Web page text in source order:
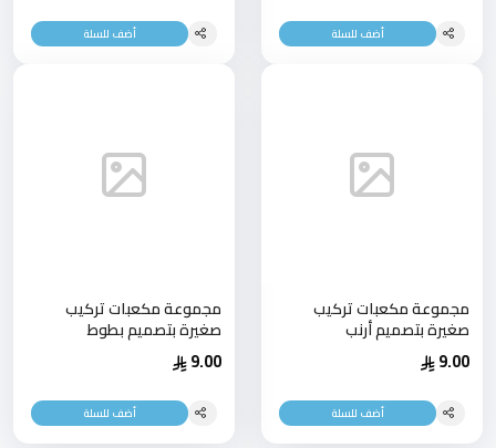
أضف للسلة أضف للسلة
مجموعة مكعبات تركيب
صغيرة بتصميم أرنب
9.00
أضف للسلة
مجموعة مكعبات تركيب
صغيرة بتصميم بطوط
9.00
أضف للسلة